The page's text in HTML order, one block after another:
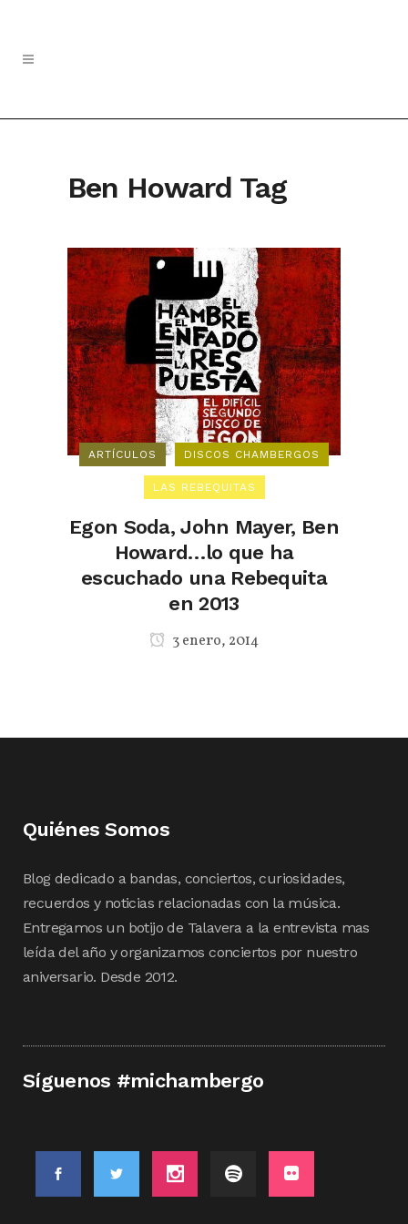
Ben Howard Tag
ARTÍCULOS DISCOS CHAMBERGOS
LAS REBEQUITAS
Egon Soda, John Mayer, Ben
Howard…lo que ha
escuchado una Rebequita
en 2013
3 enero, 2014
Quiénes Somos
Blog dedicado a bandas, conciertos, curiosidades,
recuerdos y noticias relacionadas con la música.
Entregamos un botijo de Talavera a la entrevista mas
leída del año y organizamos conciertos por nuestro
aniversario. Desde 2012.
Síguenos #michambergo